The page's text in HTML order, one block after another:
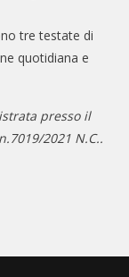
tre testate di
quotidiana e
presso il
2021 N.C..